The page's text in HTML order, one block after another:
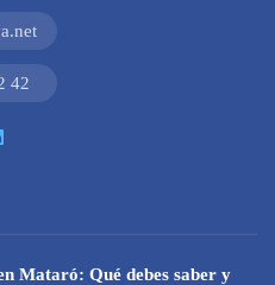
42
Mataró: Qué debes saber y